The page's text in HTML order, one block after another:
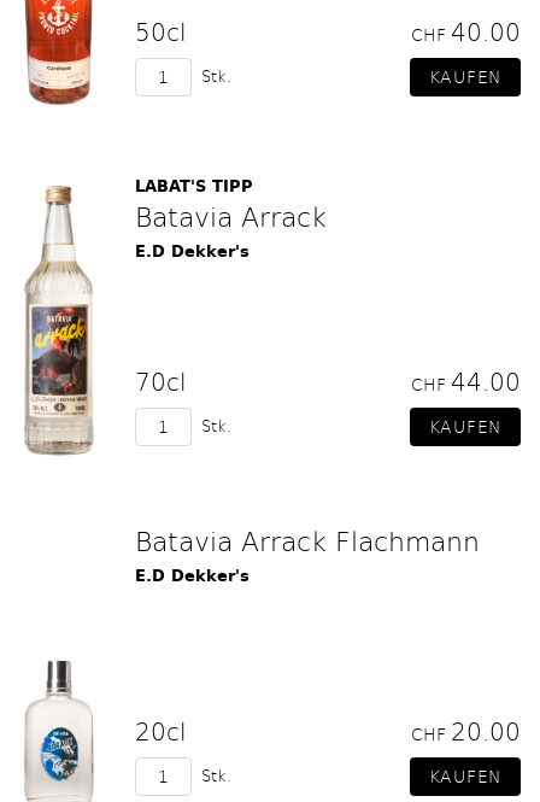
50cl CHF 40.00
Stk.
LABAT'S TIPP
Batavia Arrack
E.D Dekker's
70cl CHF 44.00
Stk.
Batavia Arrack Flachmann
E.D Dekker's
20cl CHF 20.00
Stk.